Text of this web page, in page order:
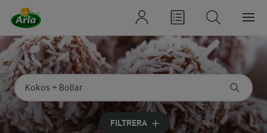
Sök på kategori eller ingrediens
Skriv in sökord för att få förslag
FILTRERA